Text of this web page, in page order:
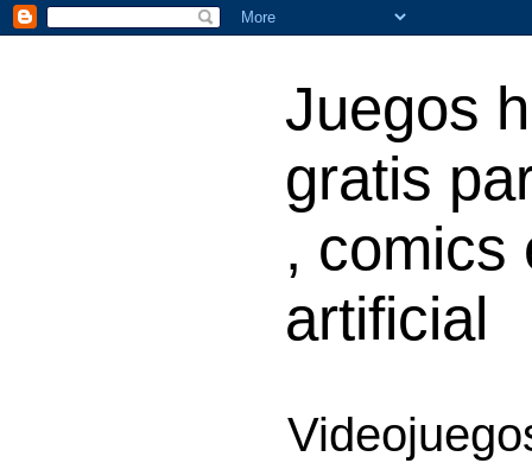
Juegos
gratis
, comics
artificial